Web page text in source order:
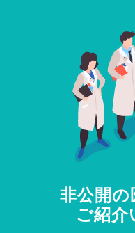
非公開の
ご紹介